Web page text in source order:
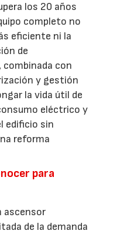
los 20 años
completo no
eficiente ni la
de
con
y gestión
la vida útil de
eléctrico y
edificio sin
reforma
para
ascensor
de la demanda